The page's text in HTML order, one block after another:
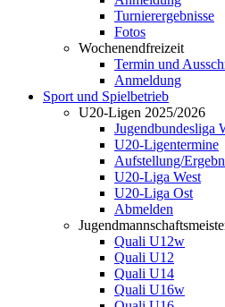
Turnierergebnisse
Fotos
Wochenendfreizeit
Termin und
Anmeldung
Sport und Spielbetrieb
U20-Ligen 2025/2026
Jugendbundesliga
U20-Ligentermine
Aufstellung/
U20-Liga West
U20-Liga Ost
Abmelden
Quali U12w
Quali U12
Quali U14
Quali U16w